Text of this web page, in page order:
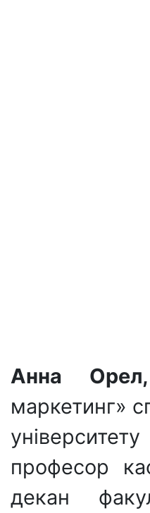
Анна Орел,
маркетинг»
професор
декан